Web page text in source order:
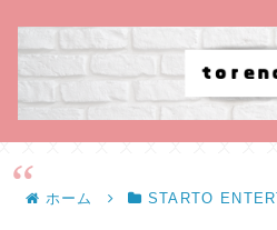
ホーム STARTO